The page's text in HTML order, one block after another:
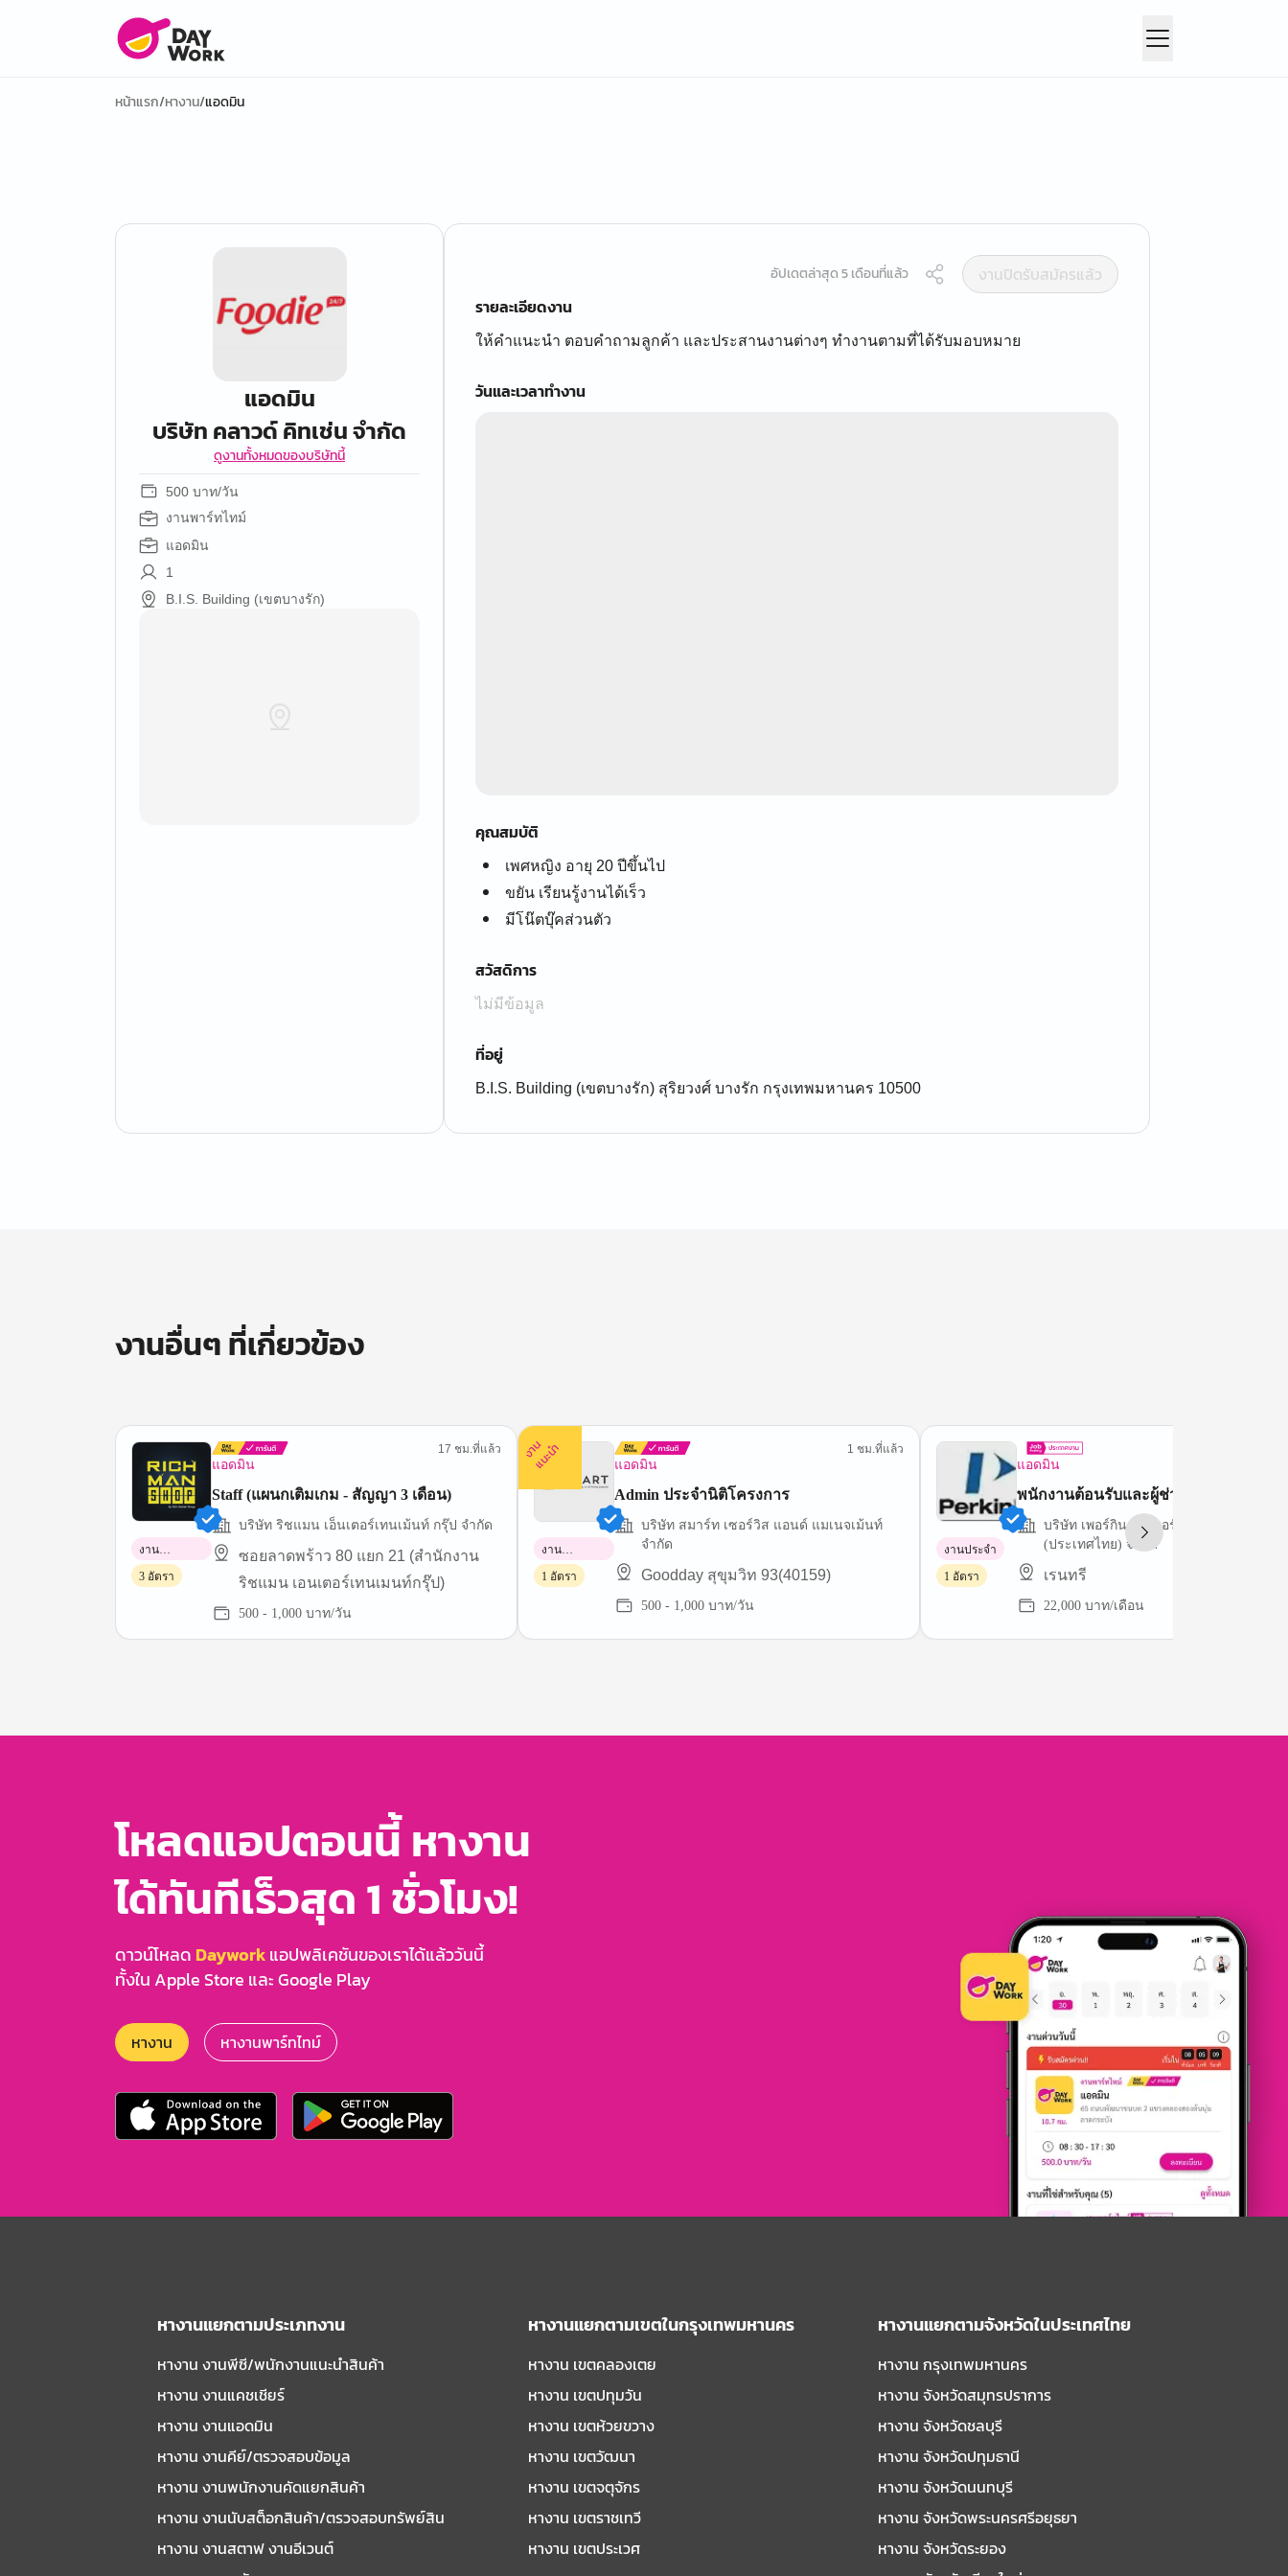
หน้าแรก/หางาน/แอดมิน
แอดมิน
บริษัท คลาวด์ คิทเช่น จำกัด
ดูงานทั้งหมดของบริษัทนี้
500 บาท/วัน
งานพาร์ทไทม์
แอดมิน
1
B.I.S. Building (เขตบางรัก)
อัปเดตล่าสุด 5 เดือนที่แล้ว
งานปิดรับสมัครแล้ว
รายละเอียดงาน
ให้คำแนะนำ ตอบคำถามลูกค้า และประสานงานต่างๆ ทำงานตามที่ได้รับมอบหมาย
วันและเวลาทำงาน
คุณสมบัติ
เพศหญิง อายุ 20 ปีขึ้นไป
ขยัน เรียนรู้งานได้เร็ว
มีโน๊ตบุ๊คส่วนตัว
สวัสดิการ
ไม่มีข้อมูล
ที่อยู่
B.I.S. Building (เขตบางรัก) สุริยวงศ์ บางรัก กรุงเทพมหานคร 10500
งานอื่นๆ ที่เกี่ยวข้อง
แอดมิน
17 ชม.ที่แล้ว
Staff (แผนกเติมเกม - สัญญา 3 เดือน)
บริษัท ริชแมน เอ็นเตอร์เทนเม้นท์ กรุ๊ป จำกัด
ซอยลาดพร้าว 80 แยก 21 (สำนักงาน
ริชแมน เอนเตอร์เทนเมนท์กรุ๊ป)
500 - 1,000 บาท/วัน
งาน
พาร์ทไทม์
3 อัตรา
ง
า
น
แ
น
ะ
นำ แอดมิน
1 ชม.ที่แล้ว
Admin ประจำนิติโครงการ
บริษัท สมาร์ท เซอร์วิส แอนด์ แมเนจเม้นท์
จำกัด
Goodday สุขุมวิท 93(40159)
500 - 1,000 บาท/วัน
งาน
พาร์ทไทม์
1 อัตรา
แอดมิน
พนักงานต้อนรับและผู้ช่วยธุรการ
บริษัท เพอร์กินเอลเมอร์ ไซแอนติฟิค
(ประเทศไทย) จำกัด
เรนทรี
22,000 บาท/เดือน
งานประจำ
1 อัตรา
โหลดแอปตอนนี้ หางาน
ได้ทันทีเร็วสุด 1 ชั่วโมง!
ดาวน์โหลด Dayworkแอปพลิเคชันของเราได้แล้ววันนี้
ทั้งใน Apple Store และ Google Play
หางาน หางานพาร์ทไทม์
หางานแยกตามประเภทงาน
หางาน งานพีซี/พนักงานแนะนําสินค้า
หางาน งานแคชเชียร์
หางาน งานแอดมิน
หางาน งานคีย์/ตรวจสอบข้อมูล
หางาน งานพนักงานคัดแยกสินค้า
หางาน งานนับสต็อกสินค้า/ตรวจสอบทรัพย์สิน
หางาน งานสตาฟ งานอีเวนต์
หางานแยกตามเขตในกรุงเทพมหานคร
หางาน เขตคลองเตย
หางาน เขตปทุมวัน
หางาน เขตห้วยขวาง
หางาน เขตวัฒนา
หางาน เขตจตุจักร
หางาน เขตราชเทวี
หางาน เขตประเวศ
หางานแยกตามจังหวัดในประเทศไทย
หางาน กรุงเทพมหานคร
หางาน จังหวัดสมุทรปราการ
หางาน จังหวัดชลบุรี
หางาน จังหวัดปทุมธานี
หางาน จังหวัดนนทบุรี
หางาน จังหวัดพระนครศรีอยุธยา
หางาน จังหวัดระยอง